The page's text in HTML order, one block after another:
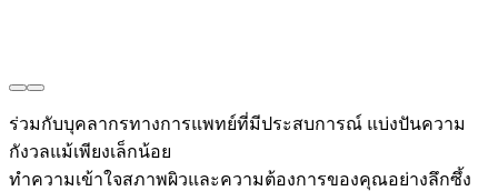
ร่วมกับบุคลากรทางการแพทย์ที่มีประสบการณ์ แบ่งปันความ
กังวลแม้เพียงเล็กน้อย
ทำความเข้าใจสภาพผิวและความต้องการของคุณอย่างลึกซึ้ง